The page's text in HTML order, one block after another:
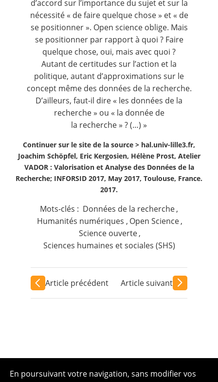
d’accord sur l’importance du sujet et sur la
nécessité « de faire quelque chose » et « de
se positionner ». Open science oblige. Mais
se positionner par rapport à quoi ? Faire
quelque chose, oui, mais avec quoi ?
Autant de certitudes sur l’action et la
politique, autant d’approximations sur le
concept même des données de la recherche.
D’ailleurs, faut-il dire « les données de la
recherche » ou « la donnée de
la recherche » ? (…) »
Continuer sur le site de la source > hal.univ-lille3.fr,
Joachim Schöpfel, Eric Kergosien, Hélène Prost, Atelier
VADOR : Valorisation et Analyse des Données de la
Recherche; INFORSID 2017, May 2017, Toulouse, France.
2017.
Mots-clés : Données de la recherche ,
Humanités numériques , Open Science,
Science ouverte,
Sciences humaines et sociales (SHS)
Article précédent Article suivant
En poursuivant votre navigation, sans modifier vos